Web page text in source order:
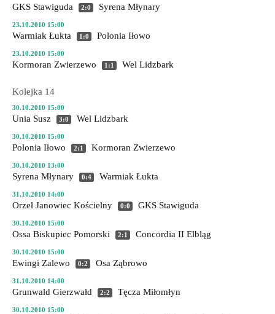
GKS Stawiguda 2:0 Syrena Młynary
23.10.2010 15:00
Warmiak Łukta 1:0 Polonia Iłowo
23.10.2010 15:00
Kormoran Zwierzewo 1:1 Wel Lidzbark
Kolejka 14
30.10.2010 15:00
Unia Susz 3:0 Wel Lidzbark
30.10.2010 15:00
Polonia Iłowo 2:1 Kormoran Zwierzewo
30.10.2010 13:00
Syrena Młynary 0:4 Warmiak Łukta
31.10.2010 14:00
Orzeł Janowiec Kościelny 0:0 GKS Stawiguda
30.10.2010 15:00
Ossa Biskupiec Pomorski 2:1 Concordia II Elbląg
30.10.2010 15:00
Ewingi Zalewo 0:2 Osa Ząbrowo
31.10.2010 14:00
Grunwald Gierzwałd 2:2 Tęcza Miłomłyn
30.10.2010 15:00